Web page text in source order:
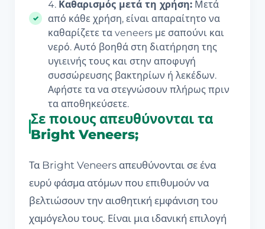
Καθαρισμός μετά τη χρήση: Μετά
από κάθε χρήση, είναι απαραίτητο να
καθαρίζετε τα veneers με σαπούνι και
νερό. Αυτό βοηθά στη διατήρηση της
υγιεινής τους και στην αποφυγή
συσσώρευσης βακτηρίων ή λεκέδων.
Αφήστε τα να στεγνώσουν πλήρως πριν
τα αποθηκεύσετε.
Σε ποιους απευθύνονται τα
Bright Veneers;
Τα Bright Veneers απευθύνονται σε ένα
ευρύ φάσμα ατόμων που επιθυμούν να
βελτιώσουν την αισθητική εμφάνιση του
χαμόγελου τους. Είναι μια ιδανική επιλογή